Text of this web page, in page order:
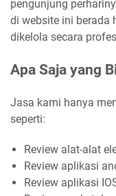
pengunjung
di website ini berada
dikelola secara
Apa Saja yang
Jasa kami hanya
seperti:
Review alat-alat
Review aplikasi
Review aplikasi